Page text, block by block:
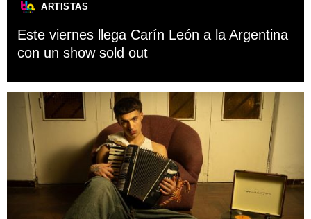
ARTISTAS
Este viernes llega Carín León a la Argentina
con un show sold out